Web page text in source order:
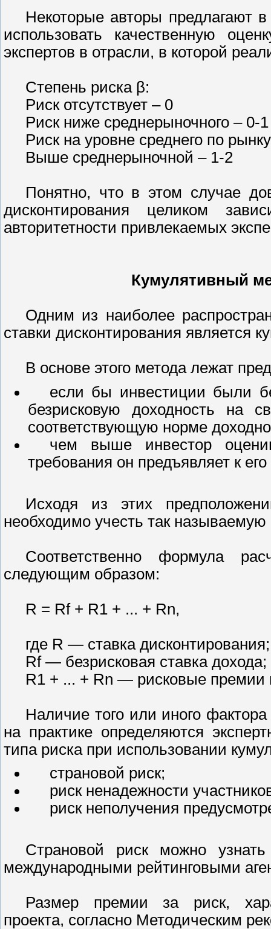
Некоторые авторы предлагают в
использовать качественную
экспертов в отрасли, в которой
Степень риска β:
Риск отсутствует – 0
Риск ниже среднерыночного – 0-1
Риск на уровне среднего по
Выше среднерыночной – 1-2
Понятно, что в этом случае
дисконтирования целиком
авторитетности привлекаемых
Кумулятивный
Одним из наиболее
ставки дисконтирования является
В основе этого метода лежат
если бы инвестиции были
безрисковую доходность на
соответствующую норме
чем выше инвестор
требования он предъявляет к
Исходя из этих
необходимо учесть так
Соответственно формула
следующим образом:
R = Rf + R1 + ... + Rn,
где R — ставка дисконтирования;
Rf — безрисковая ставка дохода;
R1 + ... + Rn — рисковые
Наличие того или иного
на практике определяются
типа риска при использовании
страновой риск;
риск ненадежности
риск неполучения
Страновой риск можно
международными рейтинговыми
Размер премии за риск,
проекта, согласно Методическим